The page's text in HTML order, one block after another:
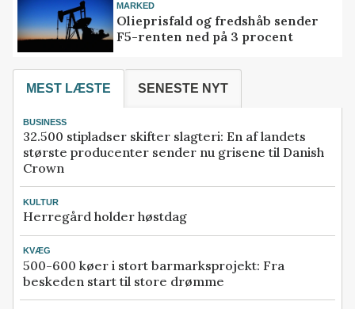
MARKED
Olieprisfald og fredshåb sender
F5-renten ned på 3 procent
MEST LÆSTE SENESTE NYT
BUSINESS
32.500 stipladser skifter slagteri: En af landets
største producenter sender nu grisene til Danish
Crown
KULTUR
Herregård holder høstdag
KVÆG
500-600 køer i stort barmarksprojekt: Fra
beskeden start til store drømme